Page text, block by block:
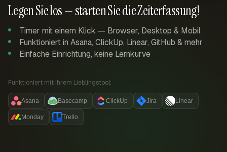
Legen Sie los — starten Sie die Zeiterfassung!
Timer mit einem Klick — Browser, Desktop & Mobil
Funktioniert in Asana, ClickUp, Linear, GitHub & mehr
Einfache Einrichtung, keine Lernkurve
Funktioniert mit Ihrem Lieblingstool:
Asana Basecamp ClickUp Jira Linear
Monday Trello